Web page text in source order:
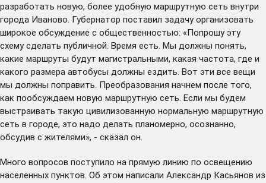
разработать новую, более удобную маршрутную сеть внутри
города Иваново. Губернатор поставил задачу организовать
широкое обсуждение с общественностью: «Попрошу эту
схему сделать публичной. Время есть. Мы должны понять,
какие маршруты будут магистральными, какая частота, где и
какого размера автобусы должны ездить. Вот эти все вещи
мы должны поправить. Преобразования начнем после того,
как пообсуждаем новую маршрутную сеть. Если мы будем
выстраивать такую цивилизованную нормальную маршрутную
сеть в городе, это надо делать планомерно, осознанно,
обсудив с жителями», - сказал он.
Много вопросов поступило на прямую линию по освещению
населенных пунктов. Об этом написали Александр Касьянов из